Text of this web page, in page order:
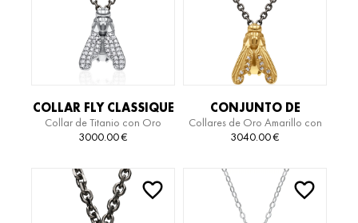
COLLAR FLY CLASSIQUE
TITANIUM
Collar de Titanio con Oro
Blanco y Diamantes
3000.00€
CONJUNTO DE
COLLARES FLY
TITANIUM EDITION
Collares de Oro Amarillo con
Diamantes y Titanio
3040.00€